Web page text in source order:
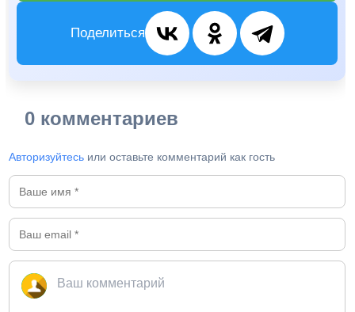
Поделиться
0 комментариев
Авторизуйтесь или оставьте комментарий как гость